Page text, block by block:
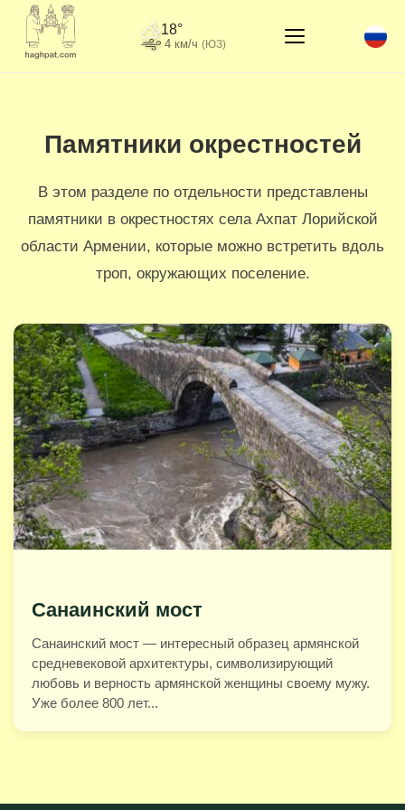
18°
4 км/ч (ЮЗ)
Памятники окрестностей
В этом разделе по отдельности представлены
памятники в окрестностях села Ахпат Лорийской
области Армении, которые можно встретить вдоль
троп, окружающих поселение.
Санаинский мост
Санаинский мост — интересный образец армянской
средневековой архитектуры, символизирующий
любовь и верность армянской женщины своему мужу.
Уже более 800 лет...